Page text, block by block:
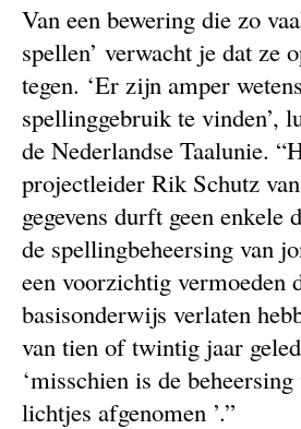
Van een bewering die zo
spellen’ verwacht je dat ze
tegen. ‘Er zijn amper
spellinggebruik te vinden’,
de Nederlandse Taalunie.
projectleider Rik Schutz
gegevens durft geen enkele
de spellingbeheersing van
een voorzichtig vermoeden
basisonderwijs verlaten
van tien of twintig jaar
‘misschien is de
lichtjes afgenomen ’.”